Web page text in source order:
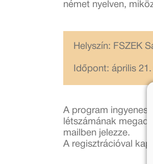
német nyelven,
Helyszín: FSZEK
Időpont: április
A program
létszámának
mailben jelezze.
A regisztrációval